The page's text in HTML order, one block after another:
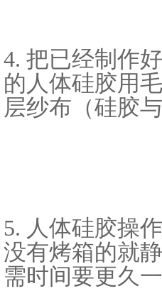
4. 把已经制作
的人体硅胶用
层纱布（硅胶
5. 人体硅胶操
没有烤箱的就
需时间要更久